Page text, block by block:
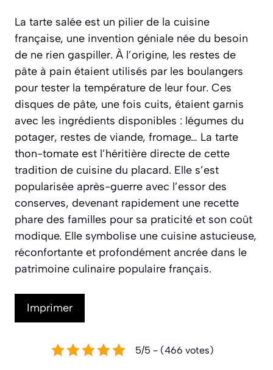
La tarte salée est un pilier de la cuisine
française, une invention géniale née du besoin
de ne rien gaspiller. À l’origine, les restes de
pâte à pain étaient utilisés par les boulangers
pour tester la température de leur four. Ces
disques de pâte, une fois cuits, étaient garnis
avec les ingrédients disponibles : légumes du
potager, restes de viande, fromage… La tarte
thon-tomate est l’héritière directe de cette
tradition de cuisine du placard. Elle s’est
popularisée après-guerre avec l’essor des
conserves, devenant rapidement une recette
phare des familles pour sa praticité et son coût
modique. Elle symbolise une cuisine astucieuse,
réconfortante et profondément ancrée dans le
patrimoine culinaire populaire français.
Imprimer
5/5 - (466 votes)